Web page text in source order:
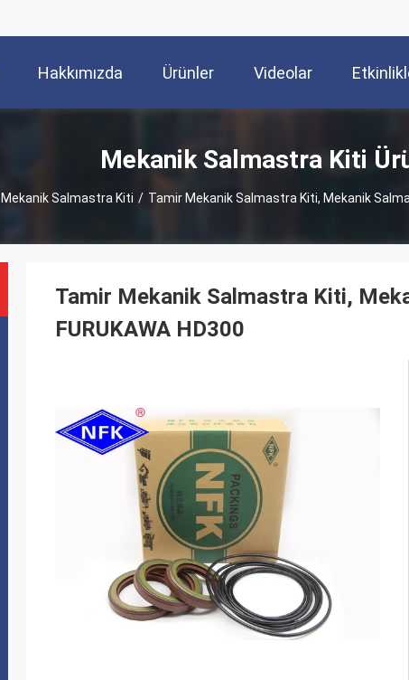
Hakkımızda Ürünler Videolar
Mekanik Salmastra Kiti
Mekanik Salmastra Kiti / Tamir Mekanik Salmastra Kiti, Mekanik
Tamir Mekanik Salmastra Kiti,
FURUKAWA HD300